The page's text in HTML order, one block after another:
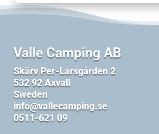
Valle Camping AB
Skärv Per-Larsgården 2
532 92 Axvall
Sweden
info@vallecamping.se
0511-621 09